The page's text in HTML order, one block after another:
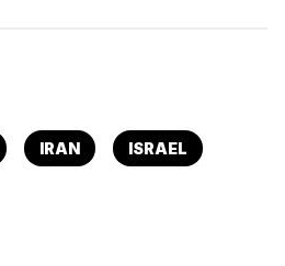
IRAN ISRAEL